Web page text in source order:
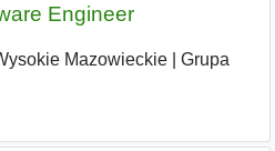
Engineer
Mazowieckie|
Grupa